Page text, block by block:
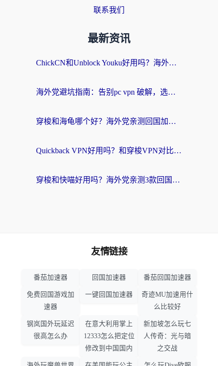
联系我们
最新资讯
ChickCN和Unblock Youku好用吗？海外党亲测3款回国加速器，附iOS免费选择指南
海外党避坑指南：告别pc vpn 破解，选对回国加速器轻松访问国内资源
穿梭和海龟哪个好？海外党亲测回国加速器，附电脑免费VPN推荐
Quickback VPN好用吗？和穿梭VPN对比哪个回国效果更好？海外党必看的真实测评与选择指南
穿梭和快喵好用吗？海外党亲测3款回国加速器，附日本回国VPN避坑指南
友情链接
番茄加速器 回国加速器 番茄回国加速器
免费回国游戏加
速器
一键回国加速器
奇迹MU加速用什
么比较好
钢岚国外玩延迟
很高怎么办
在意大利用掌上
12333怎么把定位
修改到中国国内
新加坡怎么玩七
人传奇：光与暗
之交战